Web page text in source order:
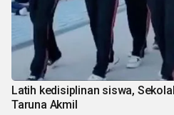
Latih kedisiplinan siswa,
Taruna Akmil